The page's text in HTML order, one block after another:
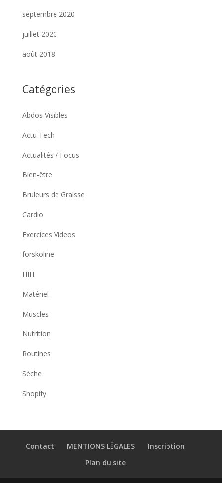
septembre 2020
juillet 2020
août 2018
Catégories
Abdos Visibles
Actu Tech
Actualités / Focus
Bien-être
Bruleurs de Graisse
Cardio
Exercices Videos
forskoline
HIIT
Matériel
Muscles
Nutrition
Routines
Sèche
Shopify
Contact MENTIONS LÉGALES
Inscription
Plan du site